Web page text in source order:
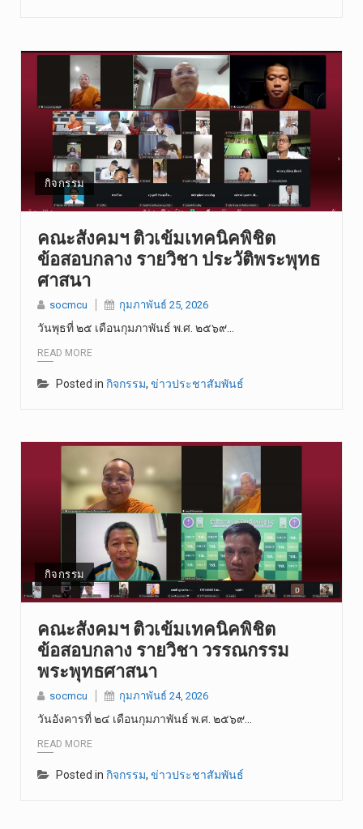
กิจกรรม
คณะสังคมฯ ติวเข้มเทคนิคพิชิต
ข้อสอบกลาง รายวิชา ประวัติพระพุทธ
ศาสนา
socmcu กุมภาพันธ์ 25, 2026
วันพุธที่ ๒๕ เดือนกุมภาพันธ์ พ.ศ. ๒๕๖๙…
READ MORE
Posted in กิจกรรม, ข่าวประชาสัมพันธ์
กิจกรรม
คณะสังคมฯ ติวเข้มเทคนิคพิชิต
ข้อสอบกลาง รายวิชา วรรณกรรม
พระพุทธศาสนา
socmcu กุมภาพันธ์ 24, 2026
วันอังคารที่ ๒๔ เดือนกุมภาพันธ์ พ.ศ. ๒๕๖๙…
READ MORE
Posted in กิจกรรม, ข่าวประชาสัมพันธ์